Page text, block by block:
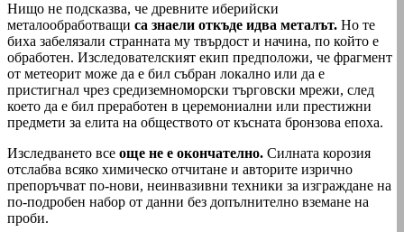
Нищо не подсказва, че древните иберийски
металообработващи са знаели откъде идва металът. Но те
биха забелязали странната му твърдост и начина, по който е
обработен. Изследователският екип предположи, че фрагмент
от метеорит може да е бил събран локално или да е
пристигнал чрез средиземноморски търговски мрежи, след
което да е бил преработен в церемониални или престижни
предмети за елита на обществото от късната бронзова епоха.
Изследването все още не е окончателно. Силната корозия
отслабва всяко химическо отчитане и авторите изрично
препоръчват по-нови, неинвазивни техники за изграждане на
по-подробен набор от данни без допълнително вземане на
проби.